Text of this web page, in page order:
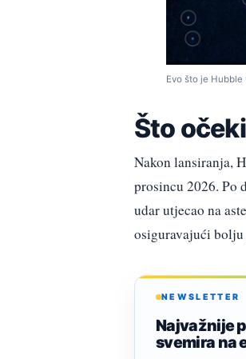
Evo što je
Što
Nakon lansiranja,
prosincu 2026. Po
udar utjecao na
osiguravajući bolju
NEWSLETTER
Najvažnije
svemira na